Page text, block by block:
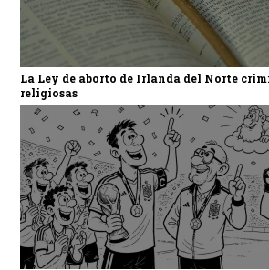
La Ley de aborto de Irlanda del Norte
religiosas